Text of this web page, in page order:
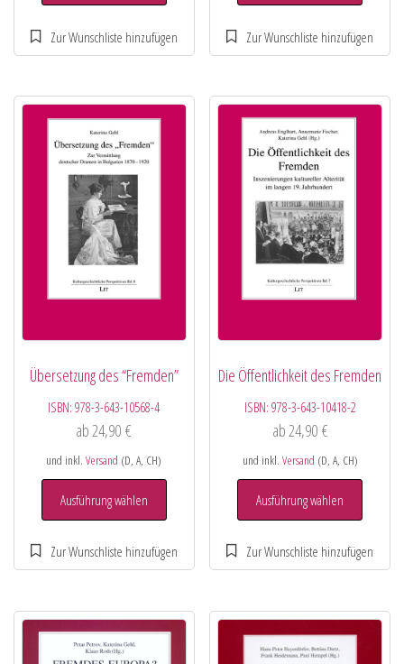
Übersetzung des “Fremden”
ISBN:978-3-643-10568-4
ab 24,90€
und inkl.Versand (D, A, CH)
Ausführung wählen
Die Öffentlichkeit des Fremden
ISBN: 978-3-643-10418-2
ab 24,90 €
und inkl. Versand (D, A, CH)
Ausführung wählen